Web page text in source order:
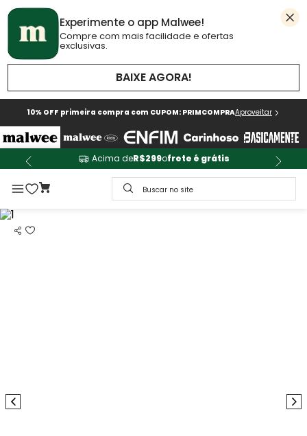
Experimente o app Malwee!
Compre com mais facilidade e ofertas
exclusivas.
BAIXE AGORA!
10% OFF primeira compra com CUPOM: PRIMCOMPRAAproveitar
Acima deR$299ofrete é grátis
Buscar no site